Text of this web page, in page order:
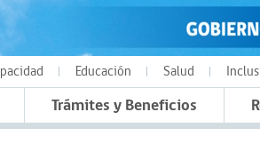
Educación Salud
Trámites y Beneficios